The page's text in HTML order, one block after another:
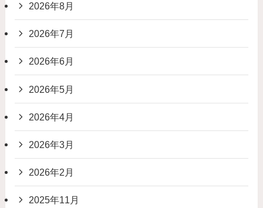
2026年8月
2026年7月
2026年6月
2026年5月
2026年4月
2026年3月
2026年2月
2025年11月